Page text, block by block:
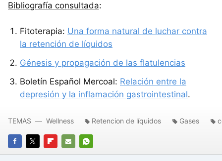
Bibliografía consultada:
Fitoterapia: Una forma natural de luchar contra
la retención de líquidos
Génesis y propagación de las flatulencias
Boletín Español Mercoal: Relación entre la
depresión y la inflamación gastrointestinal.
FACEBOOK
TWITTERFLIPBOARD
E-
WHATSAPP
TEMAS Wellness Retencion de líquidos Gases